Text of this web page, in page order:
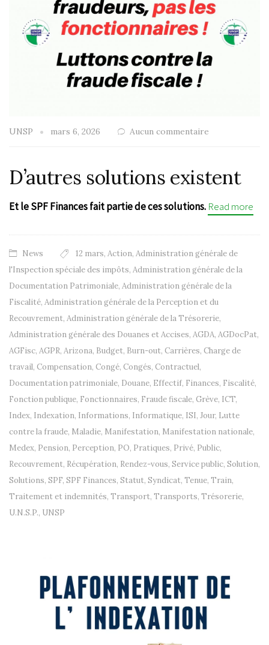
UNSP mars 6, 2026 Aucun commentaire
D’autres solutions existent
Et le SPF Finances fait partie de ces solutions. Read more
News 12 mars, Action, Administration générale de
l'Inspection spéciale des impôts, Administration générale de la
Documentation Patrimoniale, Administration générale de la
Fiscalité, Administration générale de la Perception et du
Recouvrement, Administration générale de la Trésorerie,
Administration générale des Douanes et Accises, AGDA, AGDocPat,
AGFisc, AGPR, Arizona, Budget, Burn-out, Carrières, Charge de
travail, Compensation, Congé, Congés, Contractuel,
Documentation patrimoniale, Douane, Effectif, Finances, Fiscalité,
Fonction publique, Fonctionnaires, Fraude fiscale, Grève, ICT,
Index, Indexation, Informations, Informatique, ISI, Jour, Lutte
contre la fraude, Maladie, Manifestation, Manifestation nationale,
Medex, Pension, Perception, PO, Pratiques, Privé, Public,
Recouvrement, Récupération, Rendez-vous, Service public, Solution,
Solutions, SPF, SPF Finances, Statut, Syndicat, Tenue, Train,
Traitement et indemnités, Transport, Transports, Trésorerie,
U.N.S.P., UNSP